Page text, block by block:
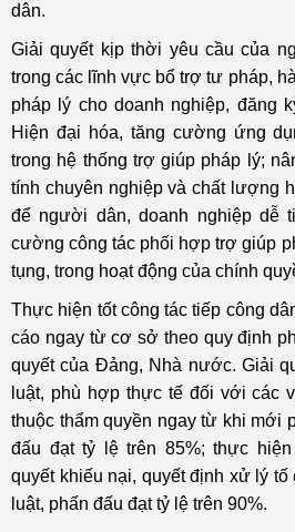
dân.
Giải quyết kịp thời yêu cầu của
trong các lĩnh vực bổ trợ tư pháp,
pháp lý cho doanh nghiệp, đăng
Hiện đại hóa, tăng cường ứng
trong hệ thống trợ giúp pháp lý;
tính chuyên nghiệp và chất lượng
để người dân, doanh nghiệp dễ
cường công tác phối hợp trợ giúp
tụng, trong hoạt động của chính
Thực hiện tốt công tác tiếp công
cáo ngay từ cơ sở theo quy định
quyết của Đảng, Nhà nước. Giải
luật, phù hợp thực tế đối với các
thuộc thẩm quyền ngay từ khi mới
đấu đạt tỷ lệ trên 85%; thực
quyết khiếu nại, quyết định xử lý
luật, phấn đấu đạt tỷ lệ trên 90%.